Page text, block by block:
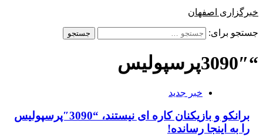
خبرگزاری اصفهان
جستجو برای:
“3090″پرسپولیس
خبر جدید
برانکو و بازیکنان کاره ای نیستند، “3090″پرسپولیس
را به اینجا رسانده!